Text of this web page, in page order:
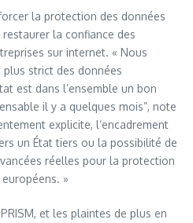
la protection des données
la confiance des
sur internet. « Nous
strict des données
est dans l’ensemble un bon
il y a quelques mois”, note
explicite, l’encadrement
un État tiers ou la possibilité de
réelles pour la protection
»
et les plaintes de plus en